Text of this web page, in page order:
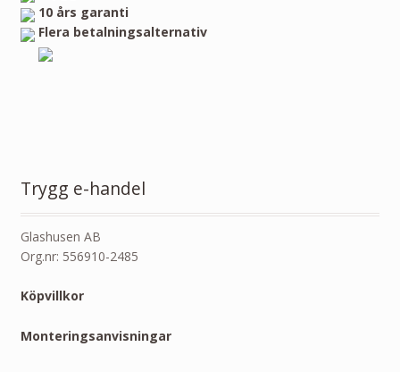
10 års garanti
Flera betalningsalternativ
Trygg e-handel
Glashusen AB
Org.nr: 556910-2485
Köpvillkor
Monteringsanvisningar